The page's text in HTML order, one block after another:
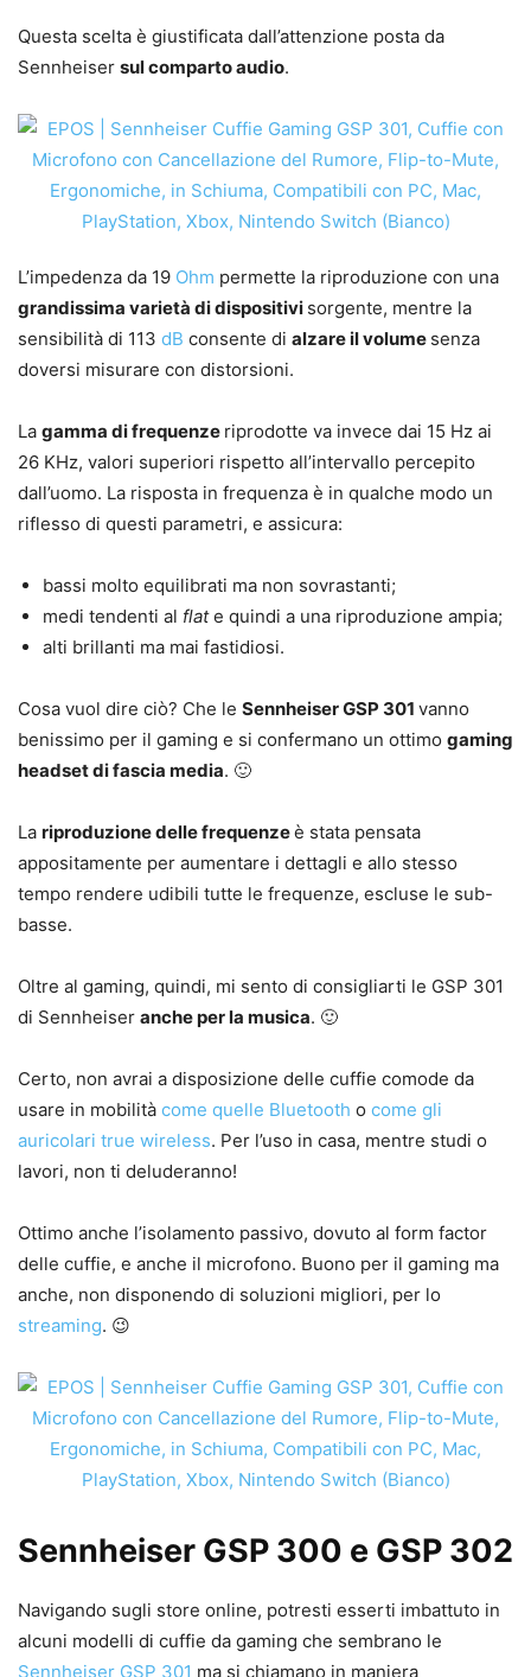
Questa scelta è giustificata dall’attenzione posta da
Sennheiser sul comparto audio.
L’impedenza da 19 Ohm permette la riproduzione con una
grandissima varietà di dispositivi sorgente, mentre la
sensibilità di 113 dB consente di alzare il volume senza
doversi misurare con distorsioni.
La gamma di frequenze riprodotte va invece dai 15 Hz ai
26 KHz, valori superiori rispetto all’intervallo percepito
dall’uomo. La risposta in frequenza è in qualche modo un
riflesso di questi parametri, e assicura:
bassi molto equilibrati ma non sovrastanti;
medi tendenti al flate quindi a una riproduzione ampia;
alti brillanti ma mai fastidiosi.
Cosa vuol dire ciò? Che le Sennheiser GSP 301 vanno
benissimo per il gaming e si confermano un ottimo gaming
headset di fascia media. 🙂
La riproduzione delle frequenzeè stata pensata
appositamente per aumentare i dettagli e allo stesso
tempo rendere udibili tutte le frequenze, escluse le sub-
basse.
Oltre al gaming, quindi, mi sento di consigliarti le GSP 301
di Sennheiser anche per la musica. 🙂
Certo, non avrai a disposizione delle cuffie comode da
usare in mobilità come quelle Bluetooth o come gli
auricolari true wireless. Per l’uso in casa, mentre studi o
lavori, non ti deluderanno!
Ottimo anche l’isolamento passivo, dovuto al form factor
delle cuffie, e anche il microfono. Buono per il gaming ma
anche, non disponendo di soluzioni migliori, per lo
streaming. 😉
Sennheiser GSP 300 e GSP 302
Navigando sugli store online, potresti esserti imbattuto in
alcuni modelli di cuffie da gaming che sembrano le
Sennheiser GSP 301 ma si chiamano in maniera